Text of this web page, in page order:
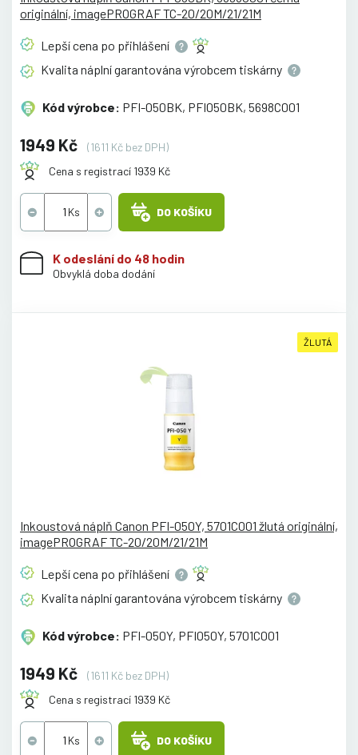
originální, imagePROGRAF TC-20/20M/21/21M
Lepší cena po přihlášení
Kvalita náplní garantována výrobcem tiskárny
Kód výrobce: PFI-050BK, PFI050BK, 5698C001
1949 Kč
(1611 Kč bez DPH)
Cena s registrací 1939 Kč
DO KOŠÍKU
K odeslání do 48 hodin
Obvyklá doba dodání
ŽLUTÁ
Inkoustová náplň Canon PFI-050Y, 5701C001 žlutá originální,
imagePROGRAF TC-20/20M/21/21M
Lepší cena po přihlášení
Kvalita náplní garantována výrobcem tiskárny
Kód výrobce: PFI-050Y, PFI050Y, 5701C001
1949 Kč
(1611 Kč bez DPH)
Cena s registrací 1939 Kč
DO KOŠÍKU